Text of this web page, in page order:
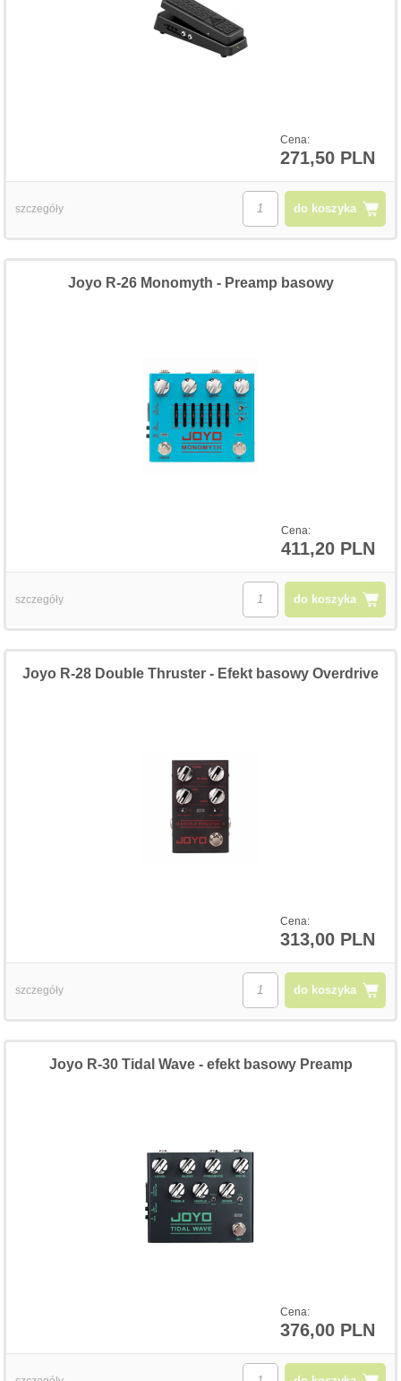
Cena:
271,50 PLN
do koszyka
szczegóły
Cena:
411,20 PLN
Joyo R-26 Monomyth - Preamp basowy
do koszyka
szczegóły
Cena:
313,00 PLN
Joyo R-28 Double Thruster - Efekt basowy Overdrive
do koszyka
szczegóły
Cena:
376,00 PLN
Joyo R-30 Tidal Wave - efekt basowy Preamp